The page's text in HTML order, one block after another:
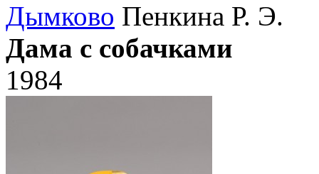
Дымково Пенкина Р. Э.
Дама с собачками
1984